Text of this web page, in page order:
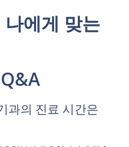
에게 맞는
과의 진료 시간은